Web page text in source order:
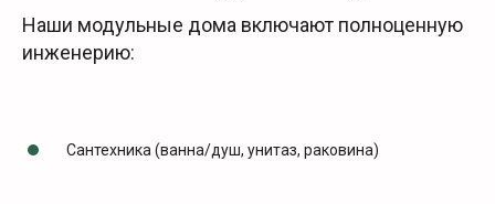
Наши модульные дома включают полноценную
инженерию:
Сантехника (ванна/душ, унитаз, раковина)